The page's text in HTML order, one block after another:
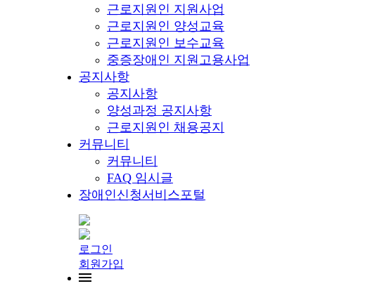
근로지원인 지원사업
근로지원인 양성교육
근로지원인 보수교육
중증장애인 지원고용사업
공지사항
공지사항
양성과정 공지사항
근로지원인 채용공지
커뮤니티
커뮤니티
FAQ 임시글
장애인신청서비스포털
로그인
회원가입